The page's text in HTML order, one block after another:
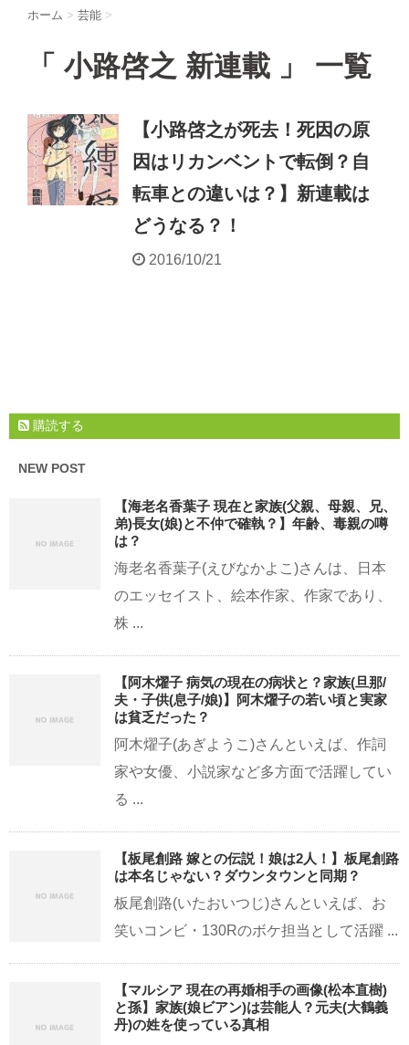
ホーム > 芸能 >
「 小路啓之 新連載 」 一覧
【小路啓之が死去！死因の原
因はリカンベントで転倒？自
転車との違いは？】新連載は
どうなる？！
2016/10/21
購読する
NEW POST
【海老名香葉子 現在と家族(父親、母親、兄、
弟)長女(娘)と不仲で確執？】年齢、毒親の噂
は？
海老名香葉子(えびなかよこ)さんは、日本
のエッセイスト、絵本作家、作家であり、
株 ...
【阿木燿子 病気の現在の病状と？家族(旦那/
夫・子供(息子/娘)】阿木燿子の若い頃と実家
は貧乏だった？
阿木燿子(あぎようこ)さんといえば、作詞
家や女優、小説家など多方面で活躍してい
る ...
【板尾創路 嫁との伝説！娘は2人！】板尾創路
は本名じゃない？ダウンタウンと同期？
板尾創路(いたおいつじ)さんといえば、お
笑いコンビ・130Rのボケ担当として活躍 ...
【マルシア 現在の再婚相手の画像(松本直樹)
と孫】家族(娘ビアン)は芸能人？元夫(大鶴義
丹)の姓を使っている真相